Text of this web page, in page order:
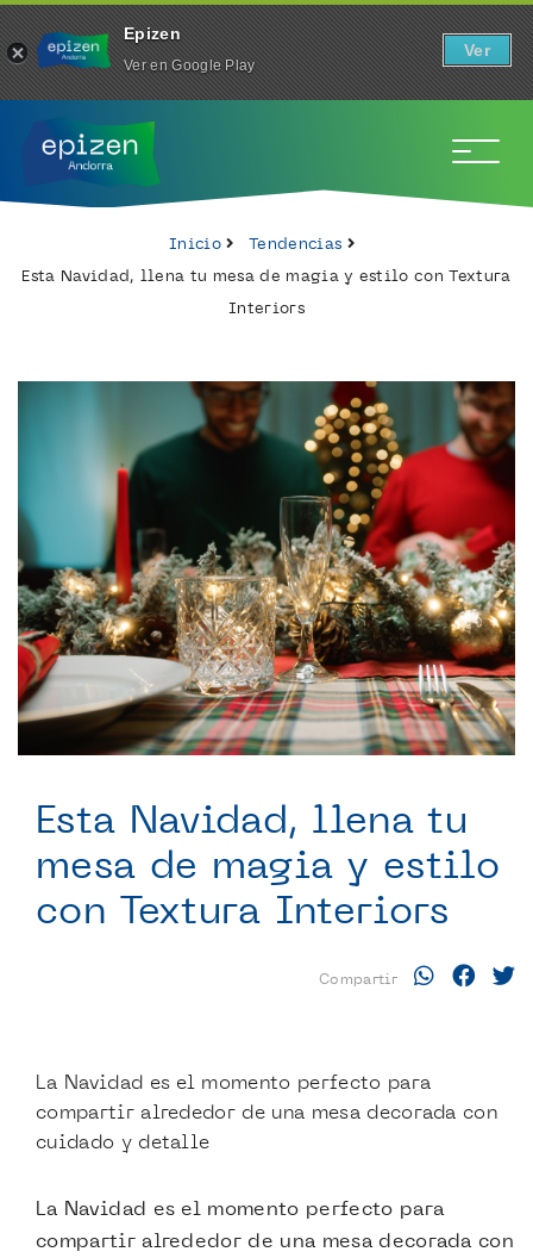
Inicio
Tendencias
Esta Navidad, llena tu mesa de magia y estilo con Textura
Interiors
Esta Navidad, llena tu
mesa de magia y estilo
con Textura Interiors
Compartir
La Navidad es el momento perfecto para
compartir alrededor de una mesa decorada con
cuidado y detalle
La Navidad es el momento perfecto para
compartir alrededor de una mesa decorada con
Epizen
Ver en Google Play
Ver